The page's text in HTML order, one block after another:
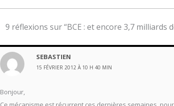
9 réflexions sur “BCE : et encore 3,7 milliards
SEBASTIEN
15 FÉVRIER 2012 À 10 H 40 MIN
Bonjour,